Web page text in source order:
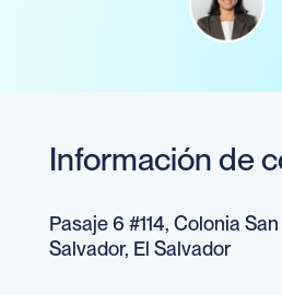
Información de
Pasaje 6 #114, Colonia
Salvador, El Salvador